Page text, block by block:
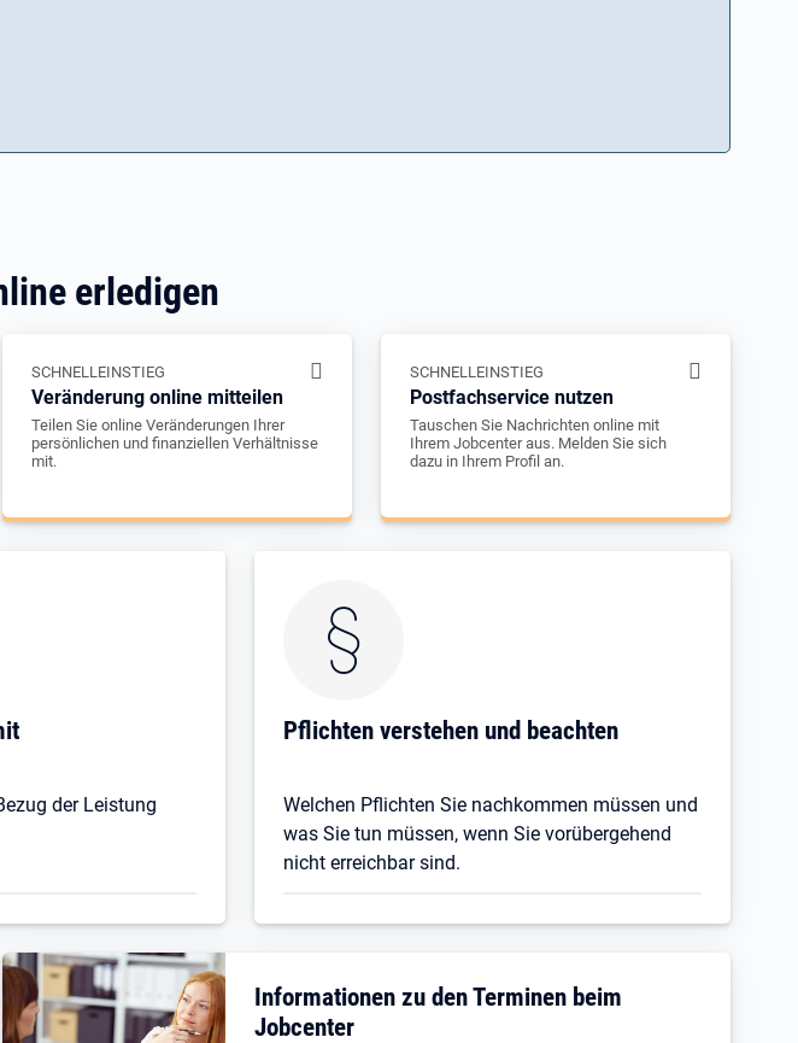
erledigen
SCHNELLEINSTIEG
Veränderung online mitteilen
Teilen Sie online Veränderungen Ihrer
persönlichen und finanziellen Verhältnisse
mit.
SCHNELLEINSTIEG
Postfachservice nutzen
Tauschen Sie Nachrichten online mit
Ihrem Jobcenter aus. Melden Sie sich
dazu in Ihrem Profil an.
der Leistung
Pflichten verstehen und beachten
Welchen Pflichten Sie nachkommen müssen und
was Sie tun müssen, wenn Sie vorübergehend
nicht erreichbar sind.
Informationen zu den Terminen beim
Jobcenter